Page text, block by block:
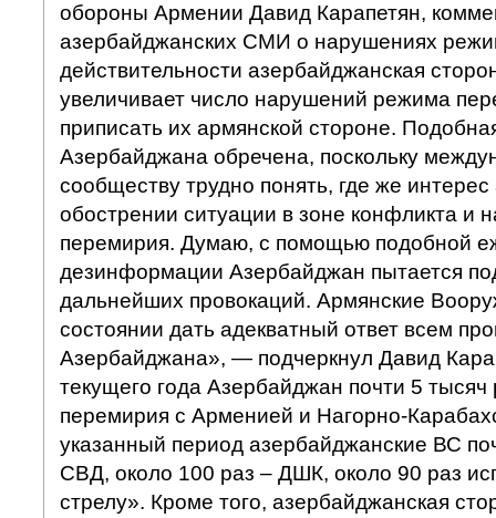
обороны Армении Давид Карапетян,
азербайджанских СМИ о нарушениях
действительности азербайджанская
увеличивает число нарушений режима
приписать их армянской стороне.
Азербайджана обречена, поскольку
сообществу трудно понять, где же
обострении ситуации в зоне конфликта и
перемирия. Думаю, с помощью подобной
дезинформации Азербайджан пытается
дальнейших провокаций. Армянские
состоянии дать адекватный ответ всем
Азербайджана», — подчеркнул Давид
текущего года Азербайджан почти 5
перемирия с Арменией и Нагорно-
указанный период азербайджанские ВС
СВД, около 100 раз – ДШК, около 90 раз
стрелу». Кроме того, азербайджанская